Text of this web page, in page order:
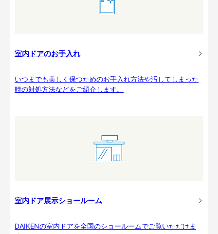
室内ドアのお手入れ
いつまでも美しく保つためのお手入れ方法や汚してしまった
時の対処方法などをご紹介します。
室内ドア展示ショールーム
DAIKENの室内ドアを全国のショールームでご覧いただけま